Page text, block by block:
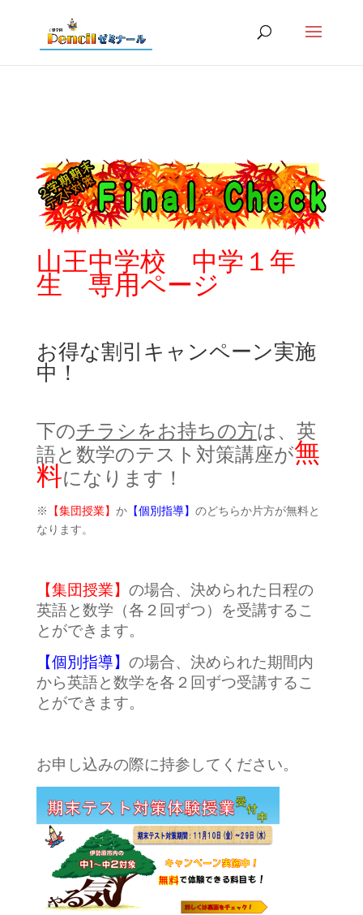
山王中学校 中学１年
生 専用ページ
お得な割引キャンペーン実施
中！
下のチラシをお持ちの方は、英
語と数学のテスト対策講座が無
料になります！
※ 【集団授業】 か【個別指導】 のどちらか片方が無料と
なります。
【集団授業】 の場合、決められた日程の
英語と数学（各２回ずつ）を受講するこ
とができます。
【個別指導】 の場合、決められた期間内
から英語と数学を各２回ずつ受講するこ
とができます。
お申し込みの際に持参してください。